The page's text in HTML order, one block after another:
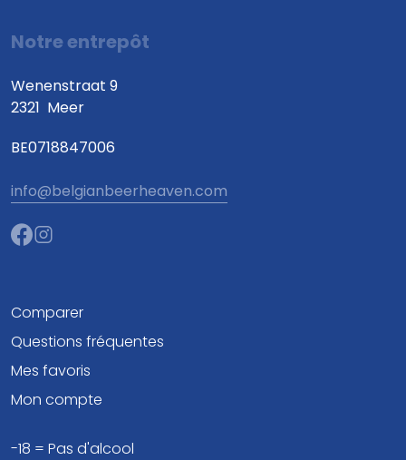
Notre entrepôt
Wenenstraat 9
2321 Meer
BE0718847006
info@belgianbeerheaven.com
Comparer
Questions fréquentes
Mes favoris
Mon compte
-18 = Pas d'alcool